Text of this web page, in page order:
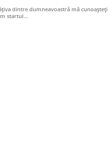
dintre dumneavoastră mă cunoașteți
startul…